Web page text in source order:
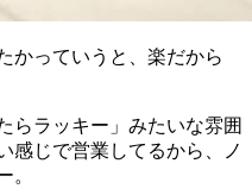
かっていうと、楽だから
らラッキー」みたいな雰囲
感じで営業してるから、ノ
。